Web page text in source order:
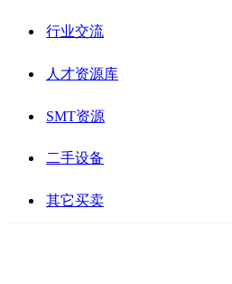
行业交流
人才资源库
SMT资源
二手设备
其它买卖